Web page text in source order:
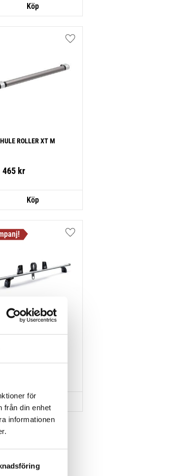
för
från din enhet
informationen
ROLLER XT M
465kr
Lägg till i favoriter
PRO LADDER
695kr
Lägg till i favoriter